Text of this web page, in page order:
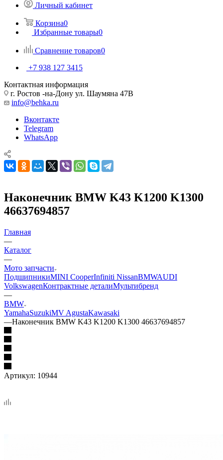
Личный кабинет
Корзина0
Избранные товары0
Сравнение товаров0
+7 938 127 3415
Контактная информация
г. Ростов -на-Дону ул. Шаумяна 47В
info@behka.ru
Вконтакте
Telegram
WhatsApp
Наконечник BMW K43 K1200 K1300
46637694857
Главная
—
Каталог
—
Мото запчасти
ПодшипникиMINI CooperInfiniti NissanBMWAUDI
VolkswagenКонтрактные деталиМультибренд
—
BMW
YamahaSuzukiMV AgustaKawasaki
—Наконечник BMW K43 K1200 K1300 46637694857
Артикул: 10944